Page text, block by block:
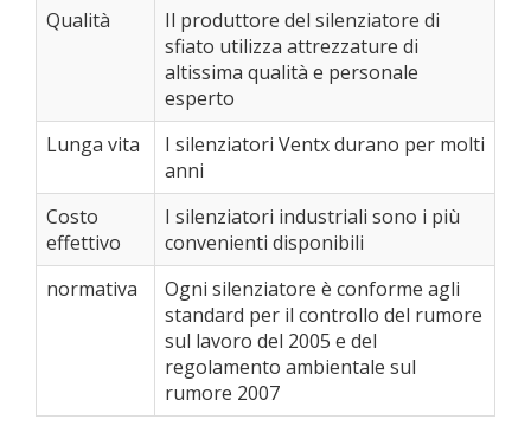
Qualità
Il produttore del silenziatore di
sfiato utilizza attrezzature di
altissima qualità e personale
esperto
Lunga vita
I silenziatori Ventx durano per molti
anni
Costo
effettivo
I silenziatori industriali sono i più
convenienti disponibili
normativa
Ogni silenziatore è conforme agli
standard per il controllo del rumore
sul lavoro del 2005 e del
regolamento ambientale sul
rumore 2007